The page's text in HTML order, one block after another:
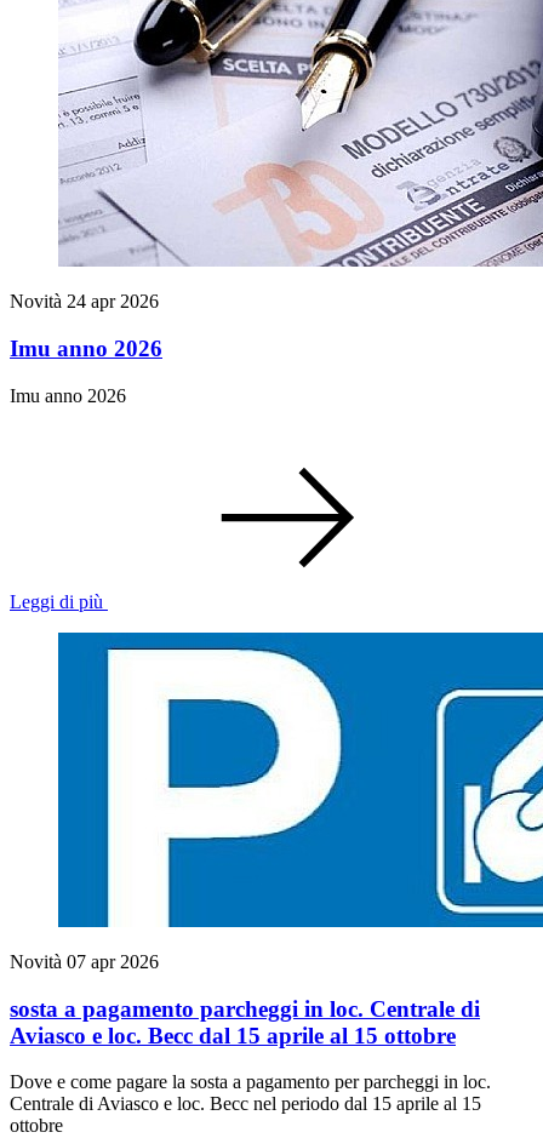
Novità 24 apr 2026
Imu anno 2026
Imu anno 2026
Leggi di più
Novità 07 apr 2026
sosta a pagamento parcheggi in loc. Centrale di
Aviasco e loc. Becc dal 15 aprile al 15 ottobre
Dove e come pagare la sosta a pagamento per parcheggi in loc.
Centrale di Aviasco e loc. Becc nel periodo dal 15 aprile al 15
ottobre